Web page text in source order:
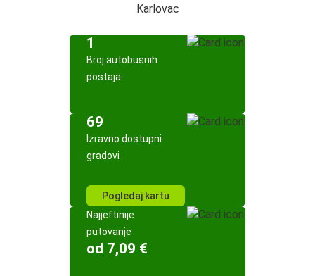
Karlovac
1
Broj autobusnih
postaja
69
Izravno dostupni
gradovi
Pogledaj kartu
Najjeftinije
putovanje
od 7,09 €